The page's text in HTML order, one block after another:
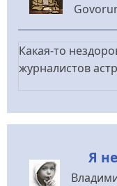
Какая-то
журналистов
Я не